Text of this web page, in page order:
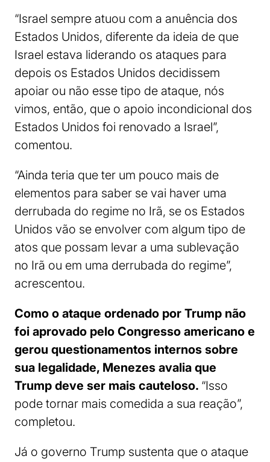
“Israel sempre atuou com a anuência dos
Estados Unidos, diferente da ideia de que
Israel estava liderando os ataques para
depois os Estados Unidos decidissem
apoiar ou não esse tipo de ataque, nós
vimos, então, que o apoio incondicional dos
Estados Unidos foi renovado a Israel”,
comentou.
“Ainda teria que ter um pouco mais de
elementos para saber se vai haver uma
derrubada do regime no Irã, se os Estados
Unidos vão se envolver com algum tipo de
atos que possam levar a uma sublevação
no Irã ou em uma derrubada do regime”,
acrescentou.
Como o ataque ordenado por Trump não
foi aprovado pelo Congresso americano e
gerou questionamentos internos sobre
sua legalidade, Menezes avalia que
Trump deve ser mais cauteloso. “Isso
pode tornar mais comedida a sua reação”,
completou.
Já o governo Trump sustenta que o ataque